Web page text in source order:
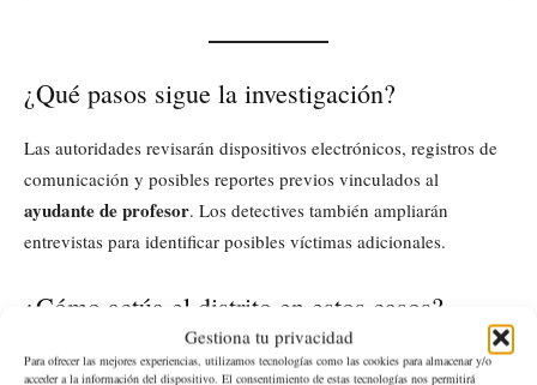
Gestiona tu privacidad
Para ofrecer las mejores experiencias, utilizamos tecnologías como las cookies para almacenar y/o
acceder a la información del dispositivo. El consentimiento de estas tecnologías nos permitirá
¿Qué pasos sigue la investigación?
Las autoridades revisarán dispositivos electrónicos, registros de
comunicación y posibles reportes previos vinculados al
ayudante de profesor. Los detectives también ampliarán
entrevistas para identificar posibles víctimas adicionales.
¿Cómo actúa el distrito en estos casos?
El distrito implementa protocolos de denuncia, apoyo estudiantil